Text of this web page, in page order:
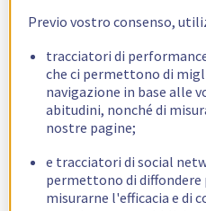
Previo vostro consenso,
tracciatori di
che ci permettono di
navigazione in base alle
abitudini, nonché di
nostre pagine;
e tracciatori di social
permettono di
misurarne l'efficacia e di